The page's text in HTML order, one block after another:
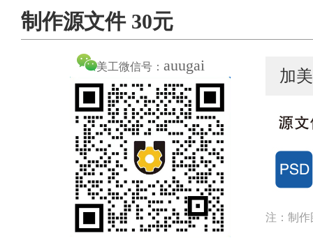
制作源文件 30元
美工微信号： auugai
加
注：制作